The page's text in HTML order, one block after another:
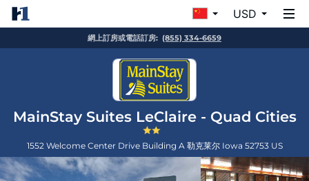
USD
網上訂房或電話訂房: (855) 334-6659
MainStay Suites LeClaire - Quad Cities
1552 Welcome Center Drive Building A 勒克莱尔 Iowa 52753 US